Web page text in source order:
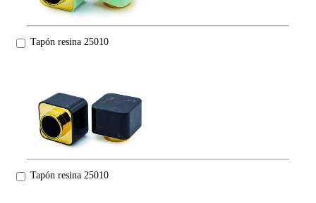
Tapón resina 25010
Tapón resina 25010